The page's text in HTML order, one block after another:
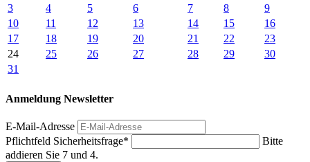
3
4 5 6 7 8
9
10
11 12 13 14 15
16
17
18 19 20 21 22
23
24
25 26 27 28 29
30
31
Anmeldung Newsletter
E-Mail-Adresse
Pflichtfeld Sicherheitsfrage*
Bitte
addieren Sie 7 und 4.